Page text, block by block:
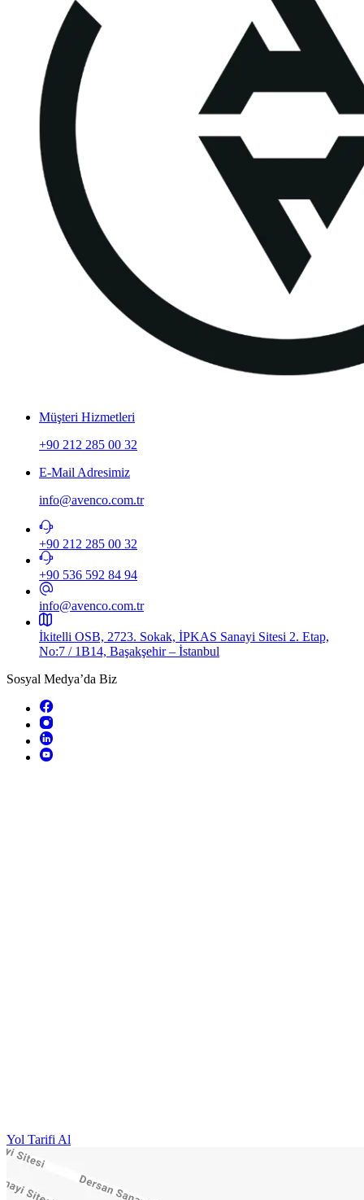
Müşteri Hizmetleri
+90 212 285 00 32
E-Mail Adresimiz
info@avenco.com.tr
+90 212 285 00 32
+90 536 592 84 94​
info@avenco.com.tr
İkitelli OSB, 2723. Sokak, İPKAS Sanayi Sitesi 2. Etap,
No:7 / 1B14, Başakşehir – İstanbul
Sosyal Medya’da Biz
Yol Tarifi Al